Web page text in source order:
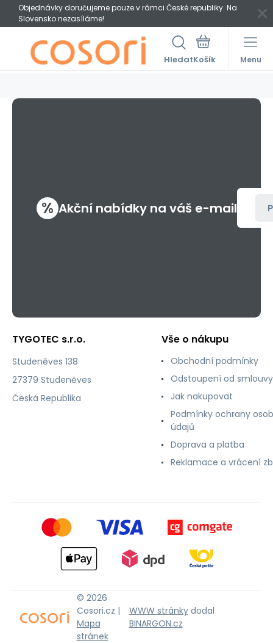
Objednávky doručujeme pouze v rámci České republiky. Na
Slovensko nezasíláme!
Hledat Menu
% Akční nabídky na váš e-mail
TYGOTEC s.r.o.
Studeněves 138
27379 Studeněves
Česká Republika
Vše o nákupu
Obchodní podmínky
Odstoupení od smlouvy
Jak nakupovat
Podmínky ochrany
údajů
Doprava a platba
Reklamace a vrácení
© 2026
Cosori.cz |
Mapa
stránek
WWW stránkydodal
BINARGON.cz